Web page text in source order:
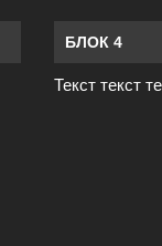
БЛОК 4
Текст текст